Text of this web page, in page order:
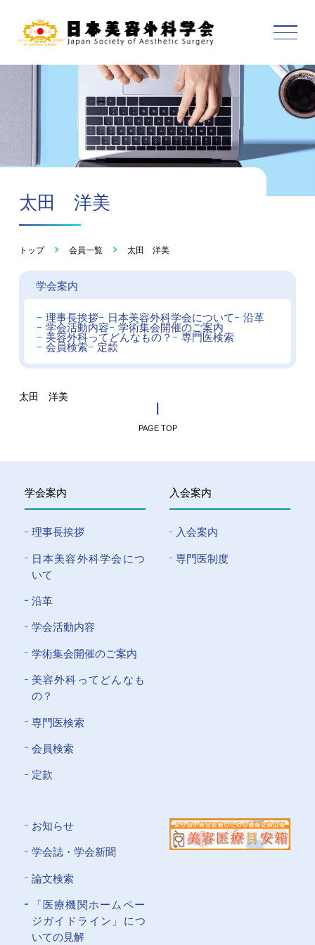
太田 洋美
トップ 会員一覧 太田 洋美
学会案内
理事長挨拶 日本美容外科学会について
沿革
学会活動内容
学術集会開催のご案内
美容外科ってどんなもの？
専門医検索
会員検索
定款
太田 洋美
PAGE TOP
学会案内
理事長挨拶
⽇本美容外科学会につ
いて
沿革
学会活動内容
学術集会開催のご案内
美容外科ってどんなも
の？
専門医検索
会員検索
定款
入会案内
入会案内
専門医制度
お知らせ
学会誌・学会新聞
論文検索
「医療機関ホームペー
ジガイドライン」につ
いての⾒解